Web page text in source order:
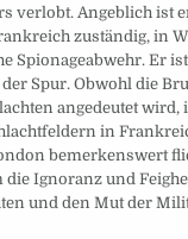
verlobt. Angeblich ist
zuständig, in
Spionageabwehr. Er
Spur. Obwohl die
angedeutet wird,
in
bemerkenswert
die Ignoranz und
und den Mut der